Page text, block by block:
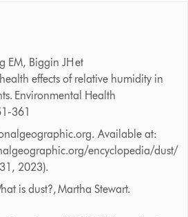
EM, Biggin JH et
effects of relative humidity in
Environmental Health
361
Available at:
encyclopedia/dust/
2023).
is dust?, Martha Stewart.